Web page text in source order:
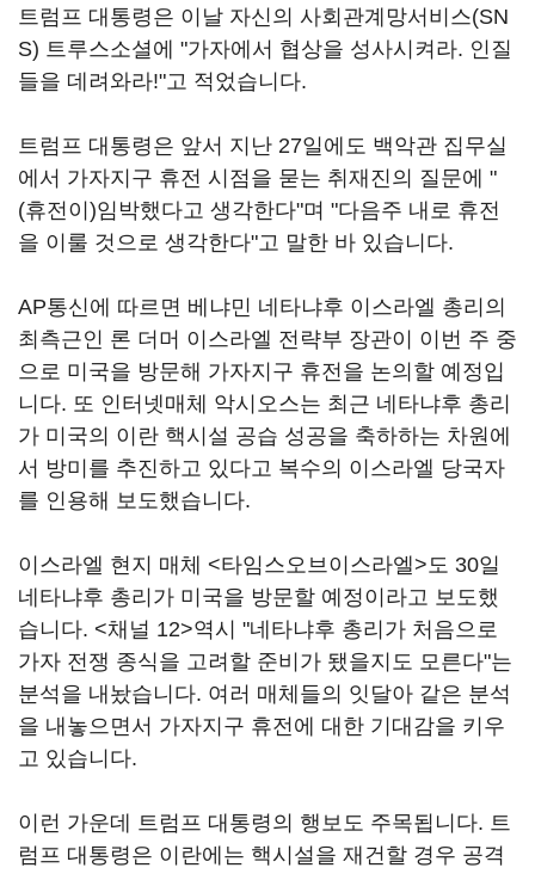
트럼프 대통령은 이날 자신의 사회관계망서비스(SN
S) 트루스소셜에 "가자에서 협상을 성사시켜라. 인질
들을 데려와라!"고 적었습니다.
트럼프 대통령은 앞서 지난 27일에도 백악관 집무실
에서 가자지구 휴전 시점을 묻는 취재진의 질문에 "
(휴전이)임박했다고 생각한다"며 "다음주 내로 휴전
을 이룰 것으로 생각한다"고 말한 바 있습니다.
AP통신에 따르면 베냐민 네타냐후 이스라엘 총리의
최측근인 론 더머 이스라엘 전략부 장관이 이번 주 중
으로 미국을 방문해 가자지구 휴전을 논의할 예정입
니다. 또 인터넷매체 악시오스는 최근 네타냐후 총리
가 미국의 이란 핵시설 공습 성공을 축하하는 차원에
서 방미를 추진하고 있다고 복수의 이스라엘 당국자
를 인용해 보도했습니다.
이스라엘 현지 매체 <타임스오브이스라엘>도 30일
네타냐후 총리가 미국을 방문할 예정이라고 보도했
습니다. <채널 12>역시 "네타냐후 총리가 처음으로
가자 전쟁 종식을 고려할 준비가 됐을지도 모른다"는
분석을 내놨습니다. 여러 매체들의 잇달아 같은 분석
을 내놓으면서 가자지구 휴전에 대한 기대감을 키우
고 있습니다.
이런 가운데 트럼프 대통령의 행보도 주목됩니다. 트
럼프 대통령은 이란에는 핵시설을 재건할 경우 공격